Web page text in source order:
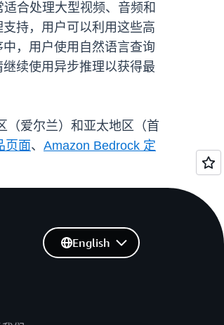
合处理大型视频、音频和
持，用户可以利用这些高
，用户使用自然语言查询
续使用异步推理以获得最
（爱尔兰）和亚太地区（首
页面、 Amazon Bedrock 定
English